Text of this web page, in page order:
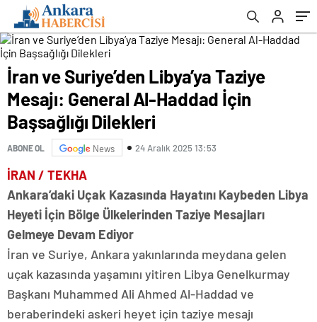
İran ve Suriye’den Libya’ya Taziye
Mesajı: General Al-Haddad İçin
Başsağlığı Dilekleri
ABONE OL News 24 Aralık 2025 13:53
İRAN / TEKHA
Ankara’daki Uçak Kazasında Hayatını Kaybeden Libya
Heyeti İçin Bölge Ülkelerinden Taziye Mesajları
Gelmeye Devam Ediyor
İran ve Suriye, Ankara yakınlarında meydana gelen
uçak kazasında yaşamını yitiren Libya Genelkurmay
Başkanı Muhammed Ali Ahmed Al-Haddad ve
beraberindeki askeri heyet için taziye mesajı